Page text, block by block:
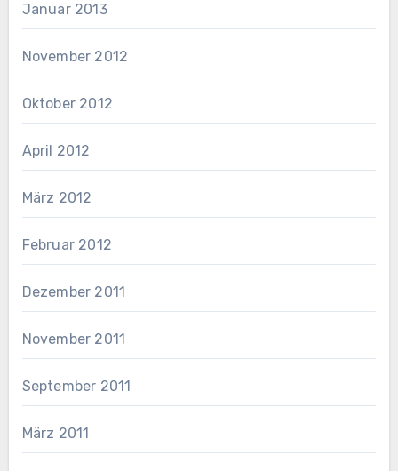
Januar 2013
November 2012
Oktober 2012
April 2012
März 2012
Februar 2012
Dezember 2011
November 2011
September 2011
März 2011